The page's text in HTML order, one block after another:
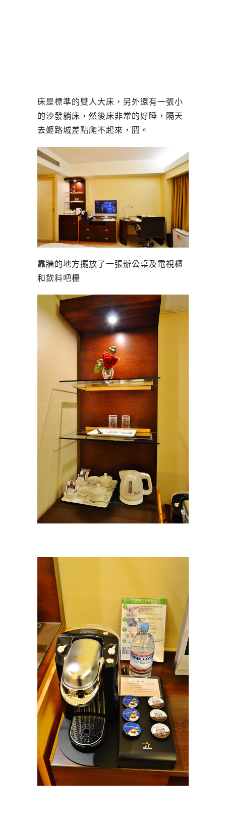
床是標準的雙人大床，另外還有一張小
的沙發躺床，然後床非常的好睡，隔天
去姬路城差點爬不起來，囧。
靠牆的地方擺放了一張辦公桌及電視櫃
和飲料吧檯